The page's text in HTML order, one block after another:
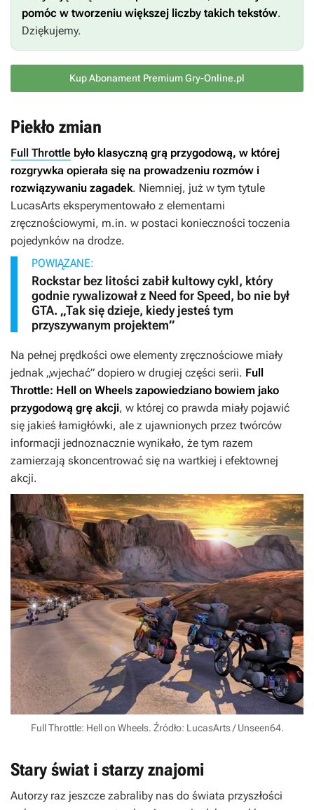
pomóc w tworzeniu większej liczby takich tekstów.
Dziękujemy.
Kup Abonament Premium Gry-Online.pl
Piekło zmian
Full Throttle było klasyczną grą przygodową, w której
rozgrywka opierała się na prowadzeniu rozmów i
rozwiązywaniu zagadek. Niemniej, już w tym tytule
LucasArts eksperymentowało z elementami
zręcznościowymi, m.in. w postaci konieczności toczenia
pojedynków na drodze.
POWIĄZANE:
Rockstar bez litości zabił kultowy cykl, który
godnie rywalizował z Need for Speed, bo nie był
GTA. „Tak się dzieje, kiedy jesteś tym
przyszywanym projektem”
Na pełnej prędkości owe elementy zręcznościowe miały
jednak „wjechać” dopiero w drugiej części serii. Full
Throttle: Hell on Wheels zapowiedziano bowiem jako
przygodową grę akcji, w której co prawda miały pojawić
się jakieś łamigłówki, ale z ujawnionych przez twórców
informacji jednoznacznie wynikało, że tym razem
zamierzają skoncentrować się na wartkiej i efektownej
akcji.
Full Throttle: Hell on Wheels. Źródło: LucasArts / Unseen64.
Stary świat i starzy znajomi
Autorzy raz jeszcze zabraliby nas do świata przyszłości